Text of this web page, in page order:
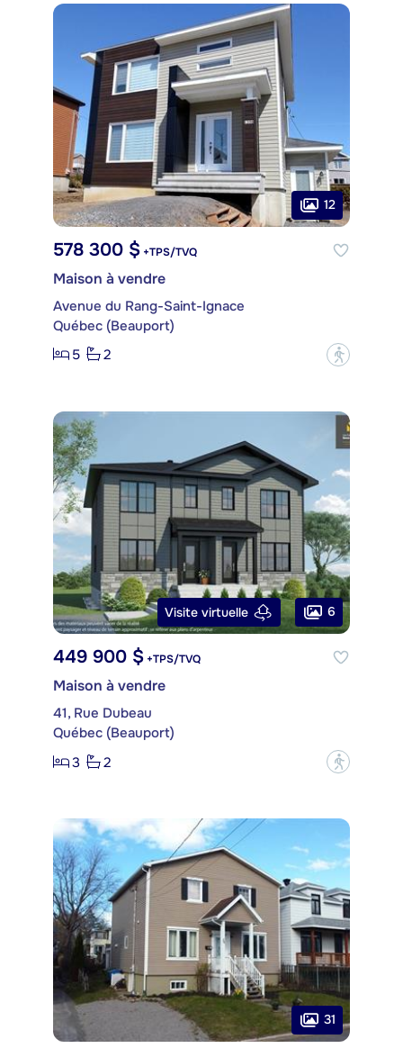
12
578 300 $ +TPS/TVQ
Maison à vendre
Avenue du Rang-Saint-Ignace
Québec (Beauport)
5
2 ?
Visite virtuelle 6
449 900 $ +TPS/TVQ
Maison à vendre
41, Rue Dubeau
Québec (Beauport)
3
2 ?
31